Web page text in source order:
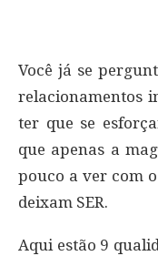
Você já se
relacionamentos
ter que se
que apenas a
pouco a ver com
deixam SER.
Aqui estão 9